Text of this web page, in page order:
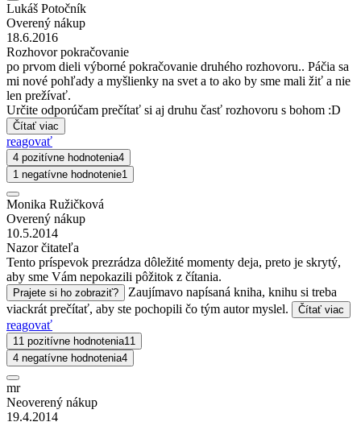
Lukáš Potočník
Overený nákup
18.6.2016
Rozhovor pokračovanie
po prvom dieli výborné pokračovanie druhého rozhovoru.. Páčia sa
mi nové pohľady a myšlienky na svet a to ako by sme mali žiť a nie
len prežívať.
Určite odporúčam prečítať si aj druhu časť rozhovoru s bohom :D
Čítať viac
reagovať
4 pozitívne hodnotenia4
1 negatívne hodnotenie1
Monika Ružičková
Overený nákup
10.5.2014
Nazor čitateľa
Tento príspevok prezrádza dôležité momenty deja, preto je skrytý,
aby sme Vám nepokazili pôžitok z čítania.
Prajete si ho zobraziť?
Zaujímavo napísaná kniha, knihu si treba
viackrát prečítať, aby ste pochopili čo tým autor myslel.
Čítať viac
reagovať
11 pozitívne hodnotenia11
4 negatívne hodnotenia4
mr
Neoverený nákup
19.4.2014